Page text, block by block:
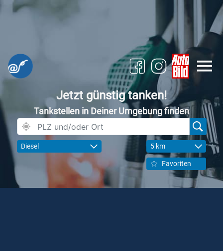
Jetzt günstig tanken!
Tankstellen in Deiner Umgebung finden
Diesel 5 km
Favoriten